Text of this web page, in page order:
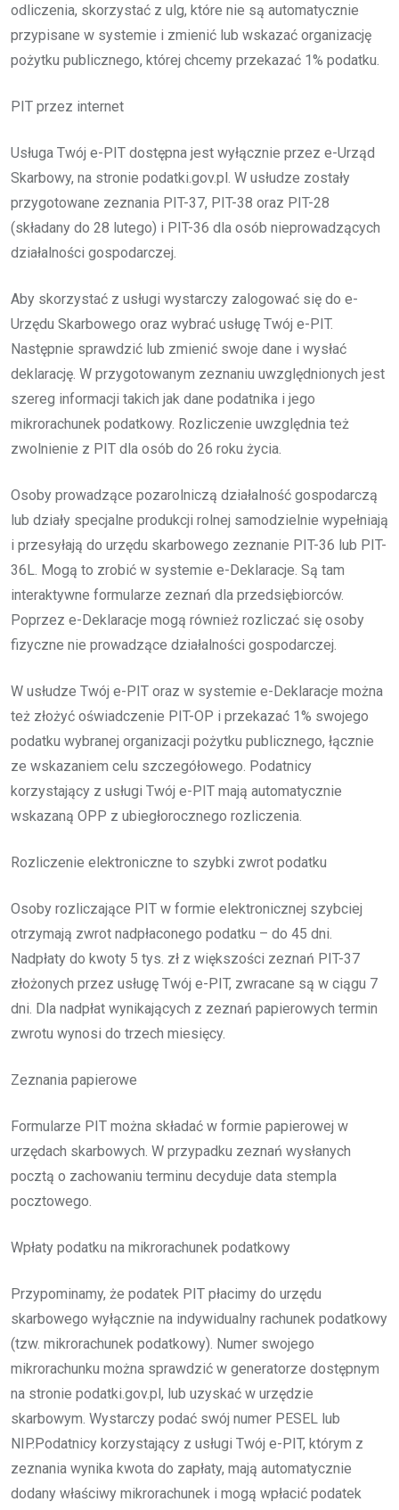
odliczenia, skorzystać z ulg, które nie są automatycznie
przypisane w systemie i zmienić lub wskazać organizację
pożytku publicznego, której chcemy przekazać 1% podatku.
PIT przez internet
Usługa Twój e-PIT dostępna jest wyłącznie przez e-Urząd
Skarbowy, na stronie podatki.gov.pl. W usłudze zostały
przygotowane zeznania PIT-37, PIT-38 oraz PIT-28
(składany do 28 lutego) i PIT-36 dla osób nieprowadzących
działalności gospodarczej.
Aby skorzystać z usługi wystarczy zalogować się do e-
Urzędu Skarbowego oraz wybrać usługę Twój e-PIT.
Następnie sprawdzić lub zmienić swoje dane i wysłać
deklarację. W przygotowanym zeznaniu uwzględnionych jest
szereg informacji takich jak dane podatnika i jego
mikrorachunek podatkowy. Rozliczenie uwzględnia też
zwolnienie z PIT dla osób do 26 roku życia.
Osoby prowadzące pozarolniczą działalność gospodarczą
lub działy specjalne produkcji rolnej samodzielnie wypełniają
i przesyłają do urzędu skarbowego zeznanie PIT-36 lub PIT-
36L. Mogą to zrobić w systemie e-Deklaracje. Są tam
interaktywne formularze zeznań dla przedsiębiorców.
Poprzez e-Deklaracje mogą również rozliczać się osoby
fizyczne nie prowadzące działalności gospodarczej.
W usłudze Twój e-PIT oraz w systemie e-Deklaracje można
też złożyć oświadczenie PIT-OP i przekazać 1% swojego
podatku wybranej organizacji pożytku publicznego, łącznie
ze wskazaniem celu szczegółowego. Podatnicy
korzystający z usługi Twój e-PIT mają automatycznie
wskazaną OPP z ubiegłorocznego rozliczenia.
Rozliczenie elektroniczne to szybki zwrot podatku
Osoby rozliczające PIT w formie elektronicznej szybciej
otrzymają zwrot nadpłaconego podatku – do 45 dni.
Nadpłaty do kwoty 5 tys. zł z większości zeznań PIT-37
złożonych przez usługę Twój e-PIT, zwracane są w ciągu 7
dni. Dla nadpłat wynikających z zeznań papierowych termin
zwrotu wynosi do trzech miesięcy.
Zeznania papierowe
Formularze PIT można składać w formie papierowej w
urzędach skarbowych. W przypadku zeznań wysłanych
pocztą o zachowaniu terminu decyduje data stempla
pocztowego.
Wpłaty podatku na mikrorachunek podatkowy
Przypominamy, że podatek PIT płacimy do urzędu
skarbowego wyłącznie na indywidualny rachunek podatkowy
(tzw. mikrorachunek podatkowy). Numer swojego
mikrorachunku można sprawdzić w generatorze dostępnym
na stronie podatki.gov.pl, lub uzyskać w urzędzie
skarbowym. Wystarczy podać swój numer PESEL lub
NIP.Podatnicy korzystający z usługi Twój e-PIT, którym z
zeznania wynika kwota do zapłaty, mają automatycznie
dodany właściwy mikrorachunek i mogą wpłacić podatek